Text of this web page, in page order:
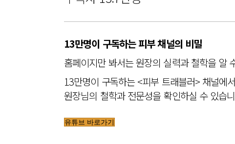
13만명이 구독하는 피부 채널의 비밀
홈페이지만 봐서는 원장의 실력과 철학을 알
13만명이 구독하는 <피부 트래블러> 채널에
원장님의 철학과 전문성을 확인하실 수 있습
유튜브 바로가기